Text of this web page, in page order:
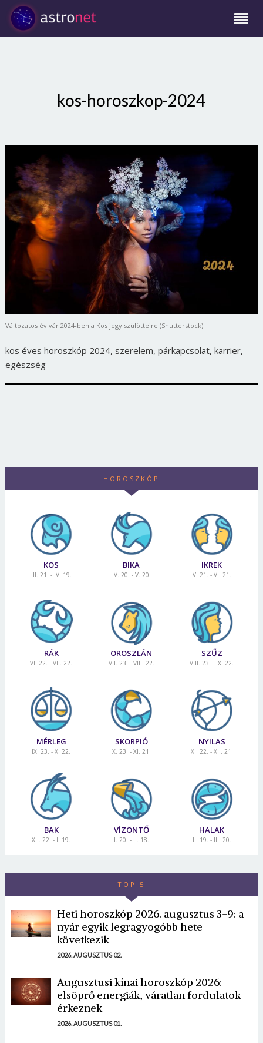
kos-horoszkop-2024
Változatos év vár 2024-ben a Kos jegy szülötteire (Shutterstock)
kos éves horoszkóp 2024, szerelem, párkapcsolat, karrier,
egészség
HOROSZKÓP
KOS
III. 21. - IV. 19.
BIKA
IV. 20. - V. 20.
IKREK
V. 21. - VI. 21.
RÁK
VI. 22. - VII. 22.
OROSZLÁN
VII. 23. - VIII. 22.
SZŰZ
VIII. 23. - IX. 22.
MÉRLEG
IX. 23. - X. 22.
SKORPIÓ
X. 23. - XI. 21.
NYILAS
XI. 22. - XII. 21.
BAK
XII. 22. - I. 19.
VÍZÖNTŐ
I. 20. - II. 18.
HALAK
II. 19. - III. 20.
TOP 5
Heti horoszkóp 2026. augusztus 3-9: a
nyár egyik legragyogóbb hete
következik
2026. AUGUSZTUS 02.
Augusztusi kínai horoszkóp 2026:
elsöprő energiák, váratlan fordulatok
érkeznek
2026. AUGUSZTUS 01.